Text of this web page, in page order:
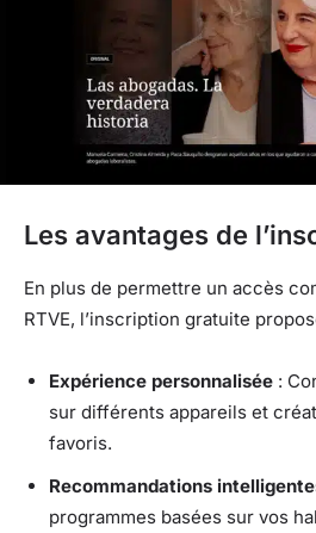
Les avantages de
En plus de permettre un accès
RTVE, l’inscription gratuite
Expérience personnalisée :
sur différents appareils et
favoris.
Recommandations
programmes basées sur vos